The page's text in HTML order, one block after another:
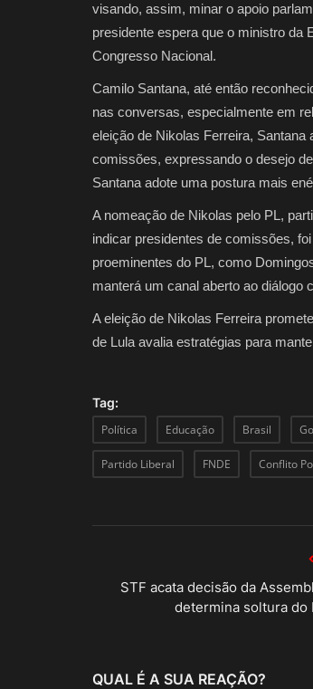
visando, assim, minar o apoio
presidente espera que o ministro da
Congresso Nacional.
Camilo Santana, até então
nas conversas, especialmente em
eleição de Nikolas Ferreira,
comissões, expressando o desejo
Santana adote uma postura mais
A nomeação de Nikolas pelo PL,
indicar presidentes de comissões,
proeminentes do PL, como
manterá um canal aberto ao
A eleição de Nikolas Ferreira
de Lula avalia estratégias para
Tag:
Política
Educação Brasil
Partido Liberal FNDE Conflito
STF acata decisão da
determina soltura do
QUAL É A SUA REAÇÃO?